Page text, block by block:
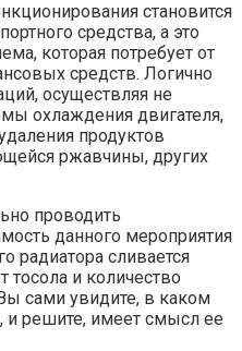
становится
средства, а это
которая потребует от
средств. Логично
осуществляя не
охлаждения двигателя,
продуктов
ржавчины, других
проводить
данного мероприятия
радиатора сливается
тосола и количество
сами увидите, в каком
и решите, имеет смысл ее